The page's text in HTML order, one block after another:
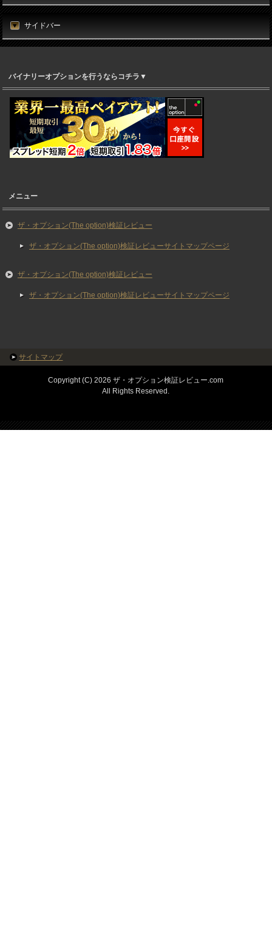
サイドバー
バイナリーオプションを行うならコチラ▼
メニュー
ザ・オプション(The option)検証レビュー
ザ・オプション(The option)検証レビューサイトマップページ
ザ・オプション(The option)検証レビュー
ザ・オプション(The option)検証レビューサイトマップページ
サイトマップ
Copyright (C) 2026 ザ・オプション検証レビュー.com
All Rights Reserved.